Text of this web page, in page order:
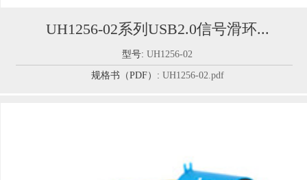
UH1256-02系列USB2.0信号滑环...
型号:UH1256-02
规格书（PDF）: UH1256-02.pdf